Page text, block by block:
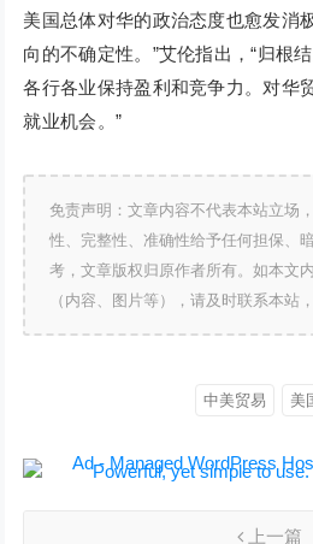
美国总体对华的政治态度也愈发消
向的不确定性。”艾伦指出，“归根
各行各业保持盈利和竞争力。对华
就业机会。”
免责声明：文章内容不代表本站立场
性、完整性、准确性给予任何担保、
考，文章版权归原作者所有。如本文
（内容、图片等），请及时联系本站
中美贸易 美
上一篇